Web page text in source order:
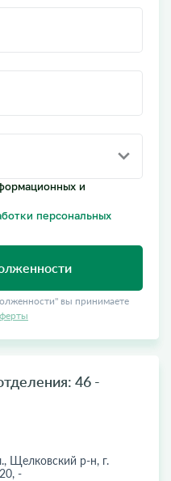
и
персональных
вы принимаете
46 -
Щелковский р-н, г.
-